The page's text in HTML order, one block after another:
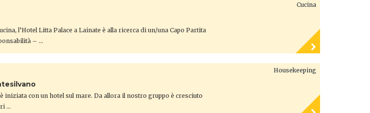
Cucina
l’Hotel Litta Palace a Lainate è alla ricerca di un/una Capo Partita
– …
Housekeeping
iniziata con un hotel sul mare. Da allora il nostro gruppo è cresciuto
…